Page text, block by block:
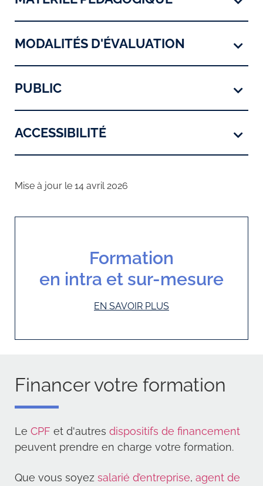
MODALITÉS D'ÉVALUATION
PUBLIC
ACCESSIBILITÉ
Mise à jour le 14 avril 2026
Formation
en intra et sur-mesure
EN SAVOIR PLUS
Financer votre formation
Le CPF et d'autres dispositifs de financement
peuvent prendre en charge votre formation.
Que vous soyez salarié d’entreprise, agent de